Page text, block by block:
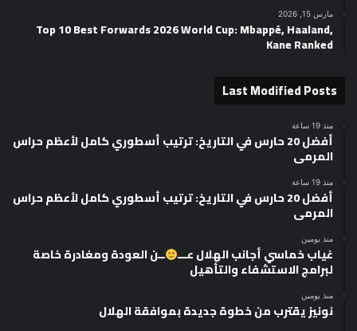
مارس 15, 2026
Top 10 Best Forwards 2026 World Cup: Mbappé, Haaland,
Kane Ranked
Last Modified Posts
منذ 19 ساعة
أفضل 20 حارس في التاريخ: ترتيب أسطوري كامل لأعظم حراس
المرمى
منذ 19 ساعة
أفضل 20 حارس في التاريخ: ترتيب أسطوري كامل لأعظم حراس
المرمى
منذ يومين
غياب خماسي أجانب الهلال عـــ ــن العودة ومغادرة خاصة
لبرامج الاستشفاء والتأهيل
منذ يومين
نونيز يقترب من خطوة جديدة بموافقة الهلال